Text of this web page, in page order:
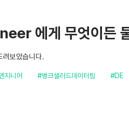
에게 무엇이든
보았습니다.
지니어 #뱅크샐러드데이터팀 #DE